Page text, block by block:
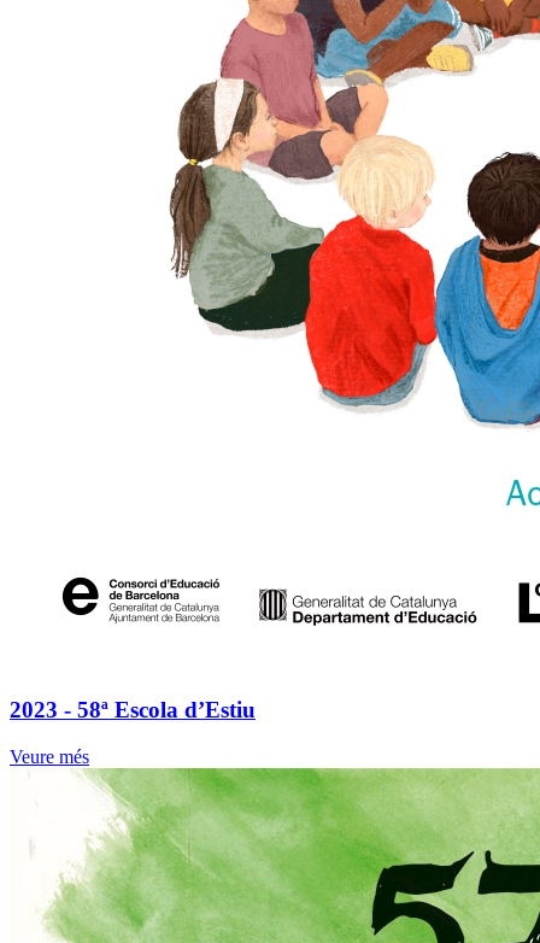
2023 - 58ª Escola d’Estiu
Veure més